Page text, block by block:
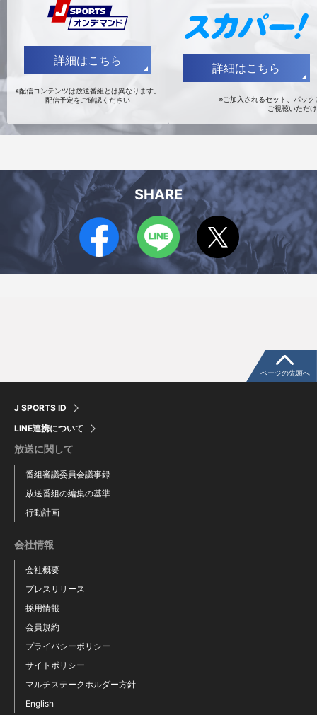
詳細はこちら
※配信コンテンツは放送番組とは異なります。
配信予定をご確認ください
詳細はこちら
※ご加入されるセット、パッ
ご視聴いただ
SHARE
J SPORTS ID
LINE連携について
放送に関して
番組審議委員会議事録
放送番組の編集の基準
行動計画
会社情報
会社概要
プレスリリース
採用情報
会員規約
プライバシーポリシー
サイトポリシー
マルチステークホルダー方針
English
ページの先頭へ